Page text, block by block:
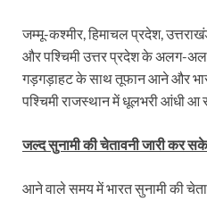
जम्मू-कश्मीर, हिमाचल प्रदेश,
और पश्चिमी उत्तर प्रदेश के अलग-
गड़गड़ाहट के साथ तूफान आने और
पश्चिमी राजस्थान में धूलभरी आंधी आ
जल्द सुनामी की चेतावनी जारी कर
आने वाले समय में भारत सुनामी की